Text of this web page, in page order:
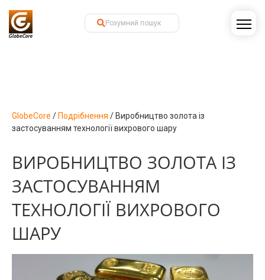
GlobeCore / Подрібнення / Виробництво золота із
застосуванням технології вихрового шару
ВИРОБНИЦТВО ЗОЛОТА ІЗ
ЗАСТОСУВАННЯМ
ТЕХНОЛОГІЇ ВИХРОВОГО
ШАРУ